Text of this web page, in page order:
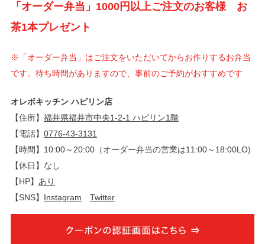
「オーダー弁当」1000円以上ご注文のお客様 お
茶1本プレゼント
※「オーダー弁当」はご注文をいただいてからお作りするお弁当
です。待ち時間がありますので、事前のご予約がおすすめです
オレボキッチン ハピリン店
【住所】 福井県福井市中央1-2-1 ハピリン1階
【電話】 0776-43-3131
【時間】10:00～20:00（オーダー弁当の営業は11:00～18:00LO)
【休日】なし
【HP】 あり
【SNS】 Instagram Twitter